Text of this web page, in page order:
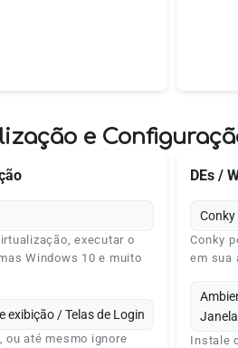
e
executar o
Windows 10 e muito
exibição / Telas de Login
até mesmo ignore
DEs /
Conky
Conky
em sua
Instale